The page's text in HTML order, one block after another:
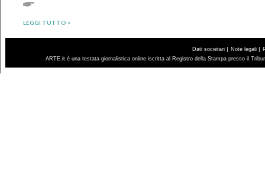
LEGGI TUTTO >
Dati societari Note legali
ARTE.it è una testata giornalistica online iscritta al Registro della Stampa presso il